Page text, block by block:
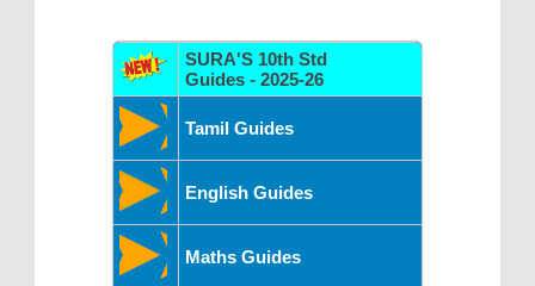
SURA'S 10th Std
Guides - 2025-26
Tamil Guides
English Guides
Maths Guides